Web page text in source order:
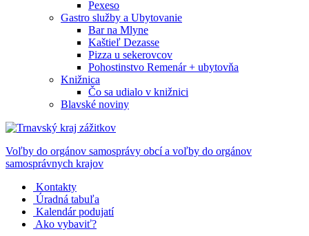
Pexeso
Gastro služby a Ubytovanie
Bar na Mlyne
Kaštieľ Dezasse
Pizza u sekerovcov
Pohostinstvo Remenár + ubytovňa
Knižnica
Čo sa udialo v knižnici
Blavské noviny
Voľby do orgánov samosprávy obcí a voľby do orgánov
samosprávnych krajov
Kontakty
Úradná tabuľa
Kalendár podujatí
Ako vybaviť?